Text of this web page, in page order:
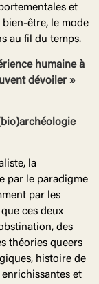
et
être, le mode
au fil du temps.
humaine à
dévoiler »
la
par le paradigme
par les
ces deux
des
théories queers
histoire de
et